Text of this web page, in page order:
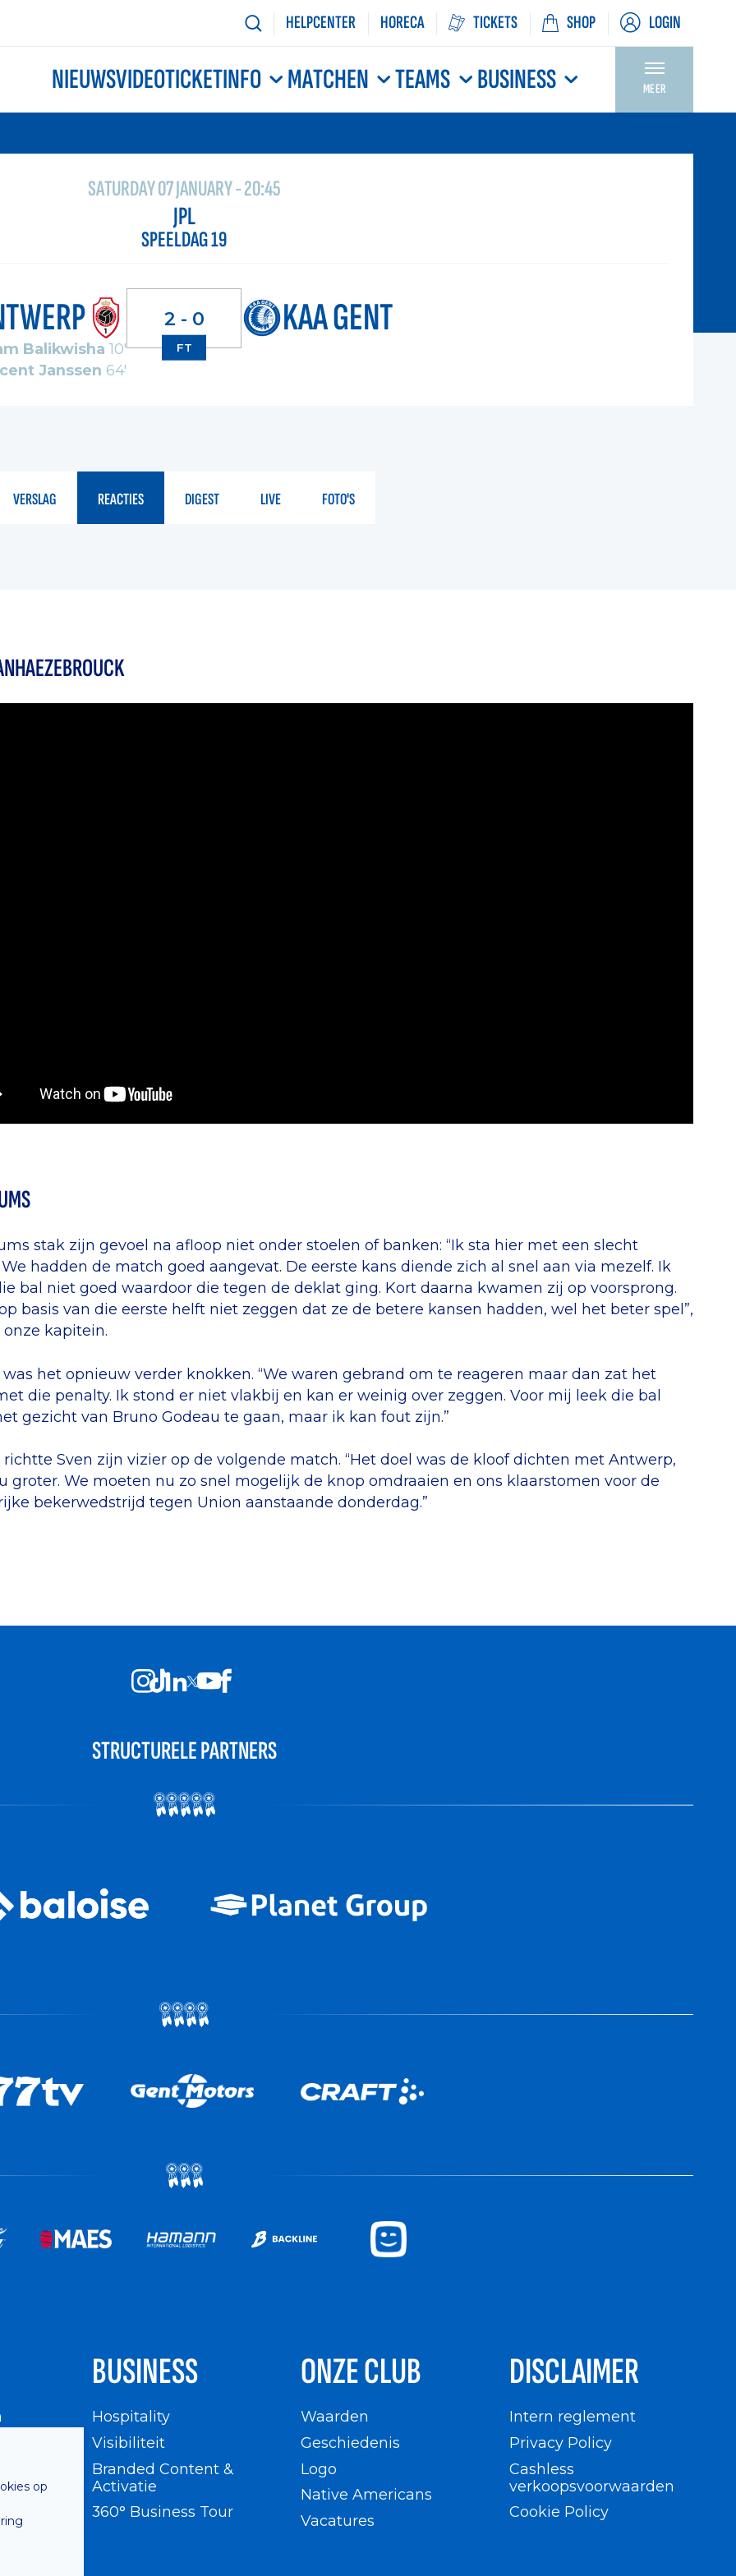
HELPCENTER HORECA TICKETS SHOP LOGIN
NIEUWSVIDEOTICKETINFO MATCHEN TEAMS BUSINESS MEER
SATURDAY 07 JANUARY - 20:45
JPL
SPEELDAG 19
Balikwisha 10'
Janssen 64'
2 - 0
FT
KAA GENT
VERSLAG REACTIES DIGEST LIVE FOTO'S
stak zijn gevoel na afloop niet onder stoelen of banken: “Ik sta hier met een slecht
hadden de match goed aangevat. De eerste kans diende zich al snel aan via mezelf. Ik
bal niet goed waardoor die tegen de deklat ging. Kort daarna kwamen zij op voorsprong.
basis van die eerste helft niet zeggen dat ze de betere kansen hadden, wel het beter spel”,
onze kapitein.
was het opnieuw verder knokken. “We waren gebrand om te reageren maar dan zat het
die penalty. Ik stond er niet vlakbij en kan er weinig over zeggen. Voor mij leek die bal
gezicht van Bruno Godeau te gaan, maar ik kan fout zijn.”
richtte Sven zijn vizier op de volgende match. “Het doel was de kloof dichten met Antwerp,
groter. We moeten nu zo snel mogelijk de knop omdraaien en ons klaarstomen voor de
bekerwedstrijd tegen Union aanstaande donderdag.”
op
STRUCTURELE PARTNERS
BUSINESS
Hospitality
Visibiliteit
Branded Content &
Activatie
360° Business Tour
ONZE CLUB
Waarden
Geschiedenis
Logo
Native Americans
Vacatures
DISCLAIMER
Intern reglement
Privacy Policy
Cashless
verkoopsvoorwaarden
Cookie Policy